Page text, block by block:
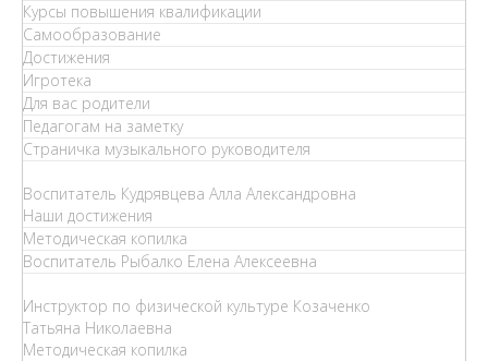
Курсы повышения квалификации
Самообразование
Достижения
Игротека
Для вас родители
Педагогам на заметку
Страничка музыкального руководителя
Воспитатель Кудрявцева Алла Александровна
Наши достижения
Методическая копилка
Воспитатель Рыбалко Елена Алексеевна
Инструктор по физической культуре Козаченко
Татьяна Николаевна
Методическая копилка